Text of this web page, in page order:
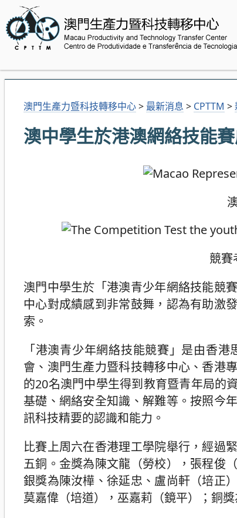
澳門生產力暨科技轉移中心> 最新消息 > CPTTM >
澳中學生於港澳網絡技能
競賽
澳門中學生於「港澳青少年網絡技能競
中心對成績感到非常鼓舞，認為有助激
索。
「港澳青少年網絡技能競賽」是由香
會、澳門生產力暨科技轉移中心、香港
的20名澳門中學生得到教育暨青年局的
基礎、網絡安全知識、解難等。按照今
訊科技精要的認識和能力。
比賽上周六在香港理工學院舉行，經過
五銅。金獎為陳文龍（勞校），張程俊
銀獎為陳汝樺、徐延忠、盧尚軒（培正
莫嘉偉（培道），巫嘉莉（鏡平）；銅